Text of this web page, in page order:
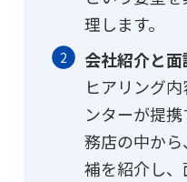
理します。
会社紹介と
ヒアリング
ンターが提
務店の中か
補を紹介し